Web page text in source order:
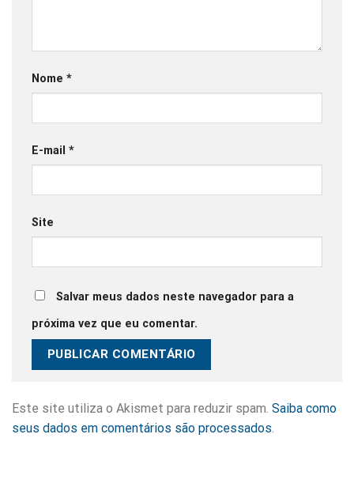
Nome *
E-mail *
Site
Salvar meus dados neste navegador para a
próxima vez que eu comentar.
Este site utiliza o Akismet para reduzir spam. Saiba como
seus dados em comentários são processados.